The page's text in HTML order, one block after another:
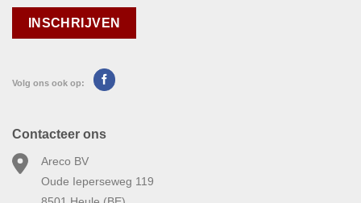
Volg ons ook op:
Contacteer ons
Areco BV
Oude Ieperseweg 119